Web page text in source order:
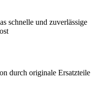
schnelle und zuverlässige
durch originale Ersatzteile